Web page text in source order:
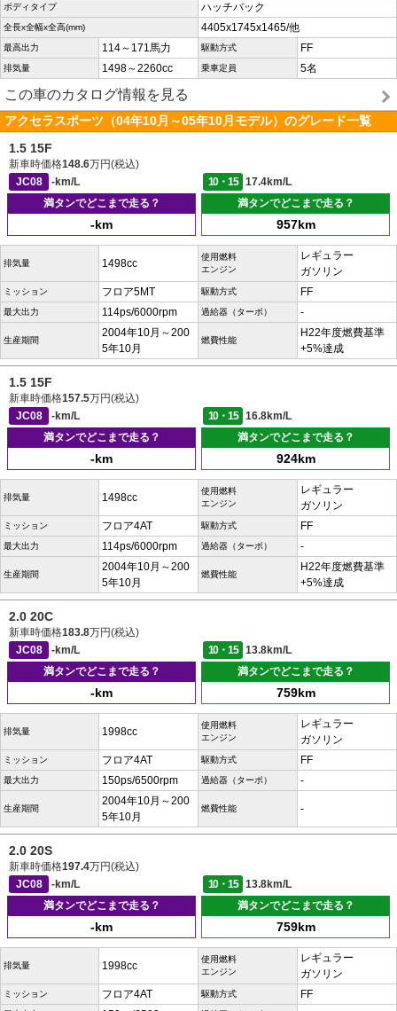
ボディタイプ ハッチバック
全長x全幅x全高(mm) 4405x1745x1465/他
最高出力 114～171馬力 駆動方式 FF
排気量 1498～2260cc 乗車定員 5名
この車のカタログ情報を見る
アクセラスポーツ（04年10月～05年10月モデル）のグレード一覧
1.5 15F
新車時価格148.6万円(税込)
JC08
-km/L 10・15
17.4km/L
満タンでどこまで走る？
-km
満タンでどこまで走る？
957km
排気量 1498cc
使用燃料
エンジン
レギュラー
ガソリン
ミッション フロア5MT 駆動方式 FF
最大出力 114ps/6000rpm 過給器（ターボ） -
生産期間
2004年10月～200
5年10月
燃費性能
H22年度燃費基準
+5%達成
1.5 15F
新車時価格157.5万円(税込)
JC08
-km/L 10・15
16.8km/L
満タンでどこまで走る？
-km
満タンでどこまで走る？
924km
排気量 1498cc
使用燃料
エンジン
レギュラー
ガソリン
ミッション フロア4AT 駆動方式 FF
最大出力 114ps/6000rpm 過給器（ターボ） -
生産期間
2004年10月～200
5年10月
燃費性能
H22年度燃費基準
+5%達成
2.0 20C
新車時価格183.8万円(税込)
JC08
-km/L 10・15
13.8km/L
満タンでどこまで走る？
-km
満タンでどこまで走る？
759km
排気量 1998cc
使用燃料
エンジン
レギュラー
ガソリン
ミッション フロア4AT 駆動方式 FF
最大出力 150ps/6500rpm 過給器（ターボ） -
生産期間
2004年10月～200
5年10月
燃費性能 -
2.0 20S
新車時価格197.4万円(税込)
JC08
-km/L 10・15
13.8km/L
満タンでどこまで走る？
-km
満タンでどこまで走る？
759km
排気量 1998cc
使用燃料
エンジン
レギュラー
ガソリン
ミッション フロア4AT 駆動方式 FF